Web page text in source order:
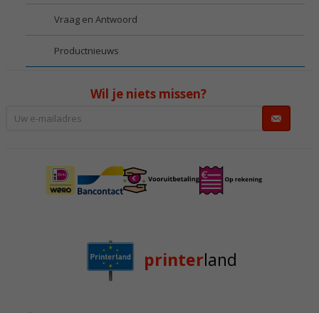
Vraag en Antwoord
Productnieuws
Wil je niets missen?
printerland